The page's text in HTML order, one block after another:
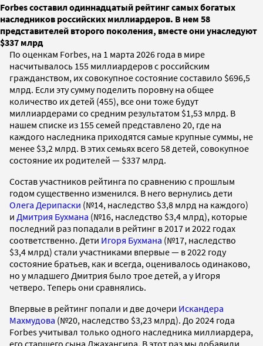
Forbes составил одиннадцатый рейтинг самых богатых
наследников российских миллиардеров. В нем 58
представителей второго поколения, вместе они унаследуют
$337 млрд
По оценкам Forbes, на 1 марта 2026 года в мире
насчитывалось 155 миллиардеров с российским
гражданством, их совокупное состояние составило $696,5
млрд. Если эту сумму поделить поровну на общее
количество их детей (455), все они тоже будут
миллиардерами со средним результатом $1,53 млрд. В
нашем списке из 155 семей представлено 20, где на
каждого наследника приходятся самые крупные суммы, не
менее $3,2 млрд. В этих семьях всего 58 детей, совокупное
состояние их родителей — $337 млрд.
Состав участников рейтинга по сравнению с прошлым
годом существенно изменился. В него вернулись дети
Олега Дерипаски (№14, наследство $3,8 млрд на каждого)
и Дмитрия Бухмана (№16, наследство $3,4 млрд), которые
последний раз попадали в рейтинг в 2017 и 2022 годах
соответственно. Дети Игоря Бухмана (№17, наследство
$3,4 млрд) стали участниками впервые — в 2022 году
состояние братьев, как и всегда, оценивалось одинаково,
но у младшего Дмитрия было трое детей, а у Игоря
четверо. Теперь они сравнялись.
Впервые в рейтинг попали и две дочери Искандера
Махмудова (№20, наследство $3,23 млрд). До 2024 года
Forbes учитывал только одного наследника миллиардера,
его старшего сына Джахангира. В этот раз мы добавили